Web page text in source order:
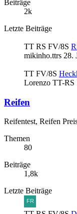
Beiträge
2k
Letzte Beiträge
TT RS FV/8S
mikinho.ttrs 28.
TT FV/8S
Lorenzo TT-RS
Reifen
Reifentest, Reifen
Themen
80
Beiträge
1,8k
Letzte Beiträge